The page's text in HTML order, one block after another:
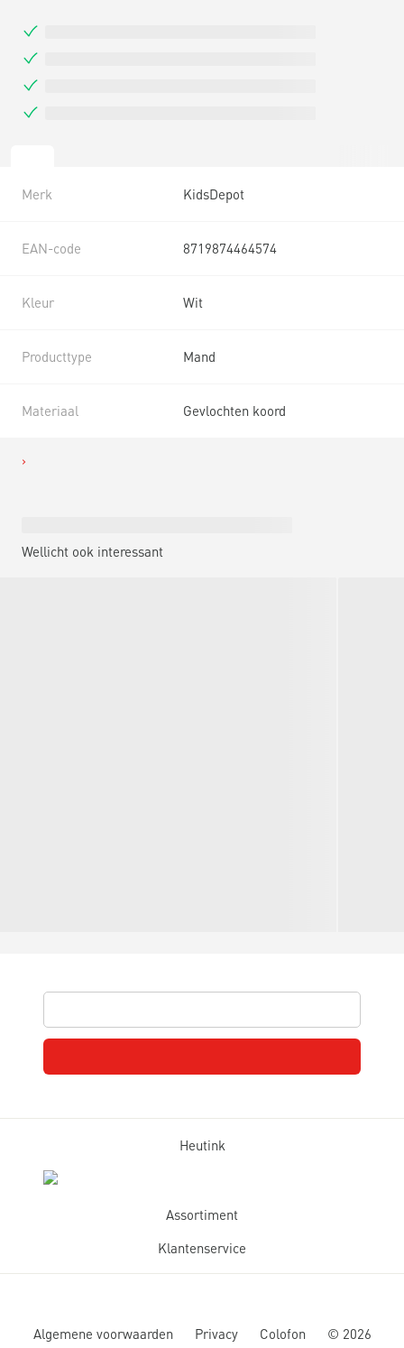
Merk KidsDepot
EAN-code 8719874464574
Kleur Wit
Producttype Mand
Materiaal Gevlochten koord
Wellicht ook interessant
Heutink
Assortiment
Klantenservice
Algemene voorwaarden Privacy Colofon © 2026